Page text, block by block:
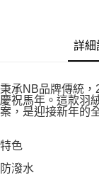
詳細
秉承NB品牌傳統
慶祝馬年。這款羽
案，是迎接新年的
特色
防潑水